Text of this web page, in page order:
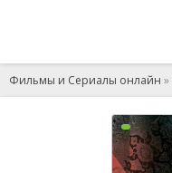
Фильмы и Сериалы онлайн »